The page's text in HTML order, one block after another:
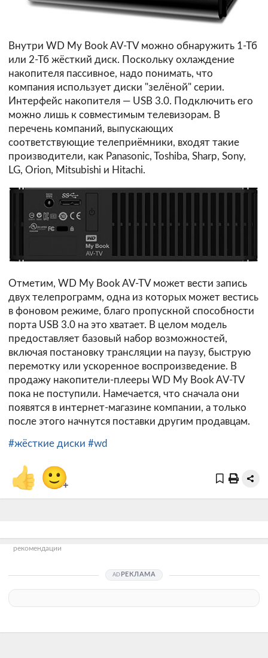
Внутри WD My Book AV-TV можно обнаружить 1-Тб
или 2-Тб жёсткий диск. Поскольку охлаждение
накопителя пассивное, надо понимать, что
компания использует диски "зелёной" серии.
Интерфейс накопителя — USB 3.0. Подключить его
можно лишь к совместимым телевизорам. В
перечень компаний, выпускающих
соответствующие телеприёмники, входят такие
производители, как Panasonic, Toshiba, Sharp, Sony,
LG, Orion, Mitsubishi и Hitachi.
Отметим, WD My Book AV-TV может вести запись
двух телепрограмм, одна из которых может вестись
в фоновом режиме, благо пропускной способности
порта USB 3.0 на это хватает. В целом модель
предоставляет базовый набор возможностей,
включая постановку трансляции на паузу, быструю
перемотку или ускоренное воспроизведение. В
продажу накопители-плееры WD My Book AV-TV
пока не поступили. Намечается, что сначала они
появятся в интернет-магазине компании, а только
после этого начнутся поставки другим продавцам.
#жёсткие диски #wd
👍 🙂+
рекомендации
РЕКЛАМА